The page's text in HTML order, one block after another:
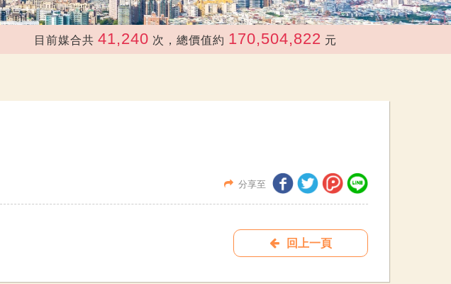
目前媒合共 41,240 次，總價值約 170,504,822 元
分享至
回上一頁